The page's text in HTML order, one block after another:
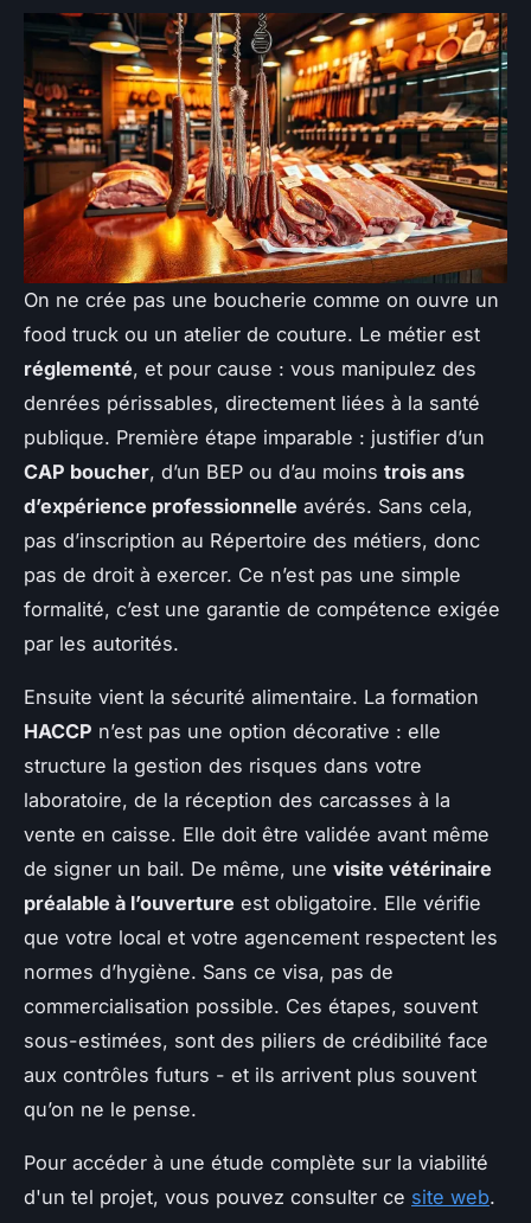
On ne crée pas une boucherie comme on ouvre un
food truck ou un atelier de couture. Le métier est
réglementé, et pour cause : vous manipulez des
denrées périssables, directement liées à la santé
publique. Première étape imparable : justifier d’un
CAP boucher, d’un BEP ou d’au moins trois ans
d’expérience professionnelle avérés. Sans cela,
pas d’inscription au Répertoire des métiers, donc
pas de droit à exercer. Ce n’est pas une simple
formalité, c’est une garantie de compétence exigée
par les autorités.
Ensuite vient la sécurité alimentaire. La formation
HACCP n’est pas une option décorative : elle
structure la gestion des risques dans votre
laboratoire, de la réception des carcasses à la
vente en caisse. Elle doit être validée avant même
de signer un bail. De même, une visite vétérinaire
préalable à l’ouverture est obligatoire. Elle vérifie
que votre local et votre agencement respectent les
normes d’hygiène. Sans ce visa, pas de
commercialisation possible. Ces étapes, souvent
sous-estimées, sont des piliers de crédibilité face
aux contrôles futurs - et ils arrivent plus souvent
qu’on ne le pense.
Pour accéder à une étude complète sur la viabilité
d'un tel projet, vous pouvez consulter ce site web.